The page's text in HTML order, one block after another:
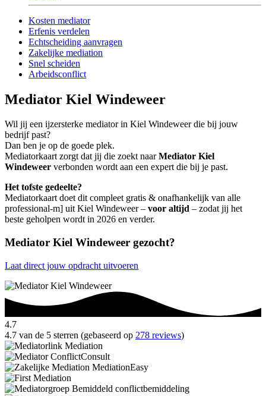
Kosten mediator
Erfenis verdelen
Echtscheiding aanvragen
Zakelijke mediation
Snel scheiden
Arbeidsconflict
Mediator Kiel Windeweer
Wil jij een ijzersterke mediator in Kiel Windeweer die bij jouw
bedrijf past?
Dan ben je op de goede plek.
Mediatorkaart zorgt dat jij die zoekt naarMediator Kiel
Windeweer verbonden wordt aan een expert die bij je past.
Het tofste gedeelte?
Mediatorkaart doet dit compleet gratis & onafhankelijk van alle
professional-m] uit Kiel Windeweer – voor altijd – zodat jij het
beste geholpen wordt in 2026 en verder.
Mediator Kiel Windeweer gezocht?
Laat direct jouw opdracht uitvoeren
4.7
4.7 van de 5 sterren (gebaseerd op 278 reviews)